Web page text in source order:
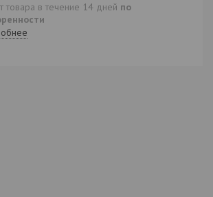
товара в течение 14 дней по